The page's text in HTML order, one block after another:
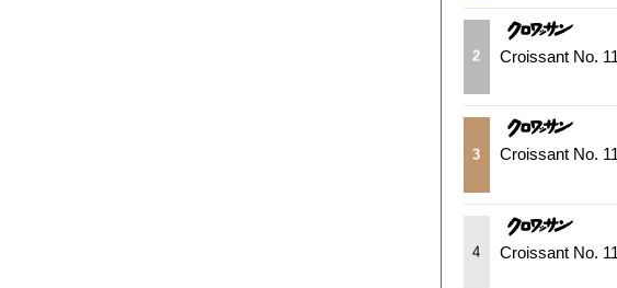
2 Croissant No.
3 Croissant No.
4 Croissant No.